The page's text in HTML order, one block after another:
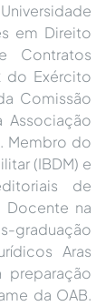
em Direito
Contratos
do Exército
Comissão
Associação
Membro do
(IBDM) e
de
Docente na
graduação
Aras
preparação
da OAB.